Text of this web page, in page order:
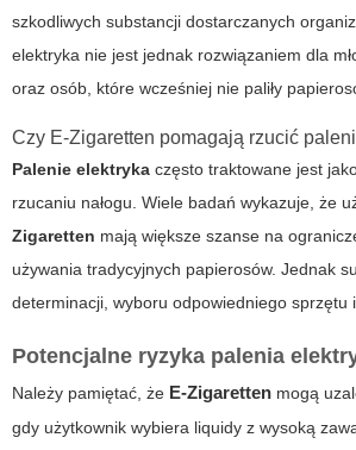
szkodliwych substancji dostarczanych
elektryka nie jest jednak rozwiązaniem dla
oraz osób, które wcześniej nie paliły
Czy E-Zigaretten pomagają rzucić
Palenie elektryka często traktowane jest
rzucaniu nałogu. Wiele badań wykazuje, że
Zigaretten mają większe szanse na
używania tradycyjnych papierosów. Jednak
determinacji, wyboru odpowiedniego sprzętu i
Potencjalne ryzyka palenia
Należy pamiętać, że E-Zigaretten mogą
gdy użytkownik wybiera liquidy z wysoką